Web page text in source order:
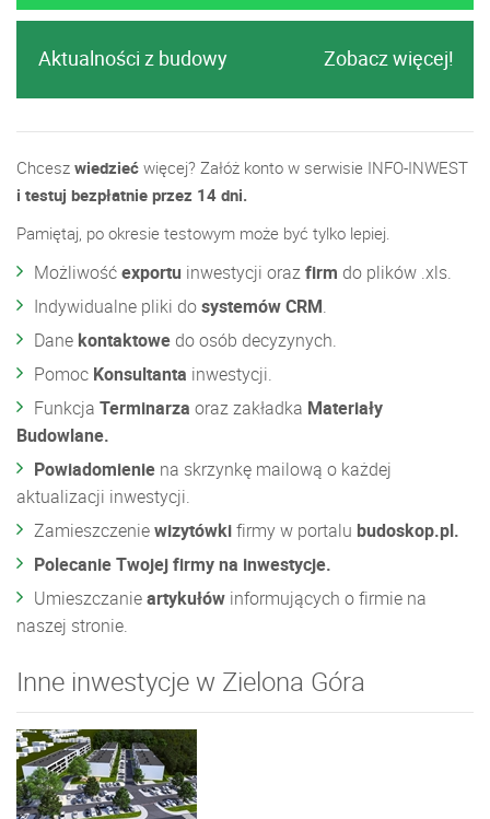
Aktualności z budowy Zobacz więcej!
Chcesz wiedzieć więcej? Załóż konto w serwisie INFO-INWEST
i testuj bezpłatnie przez 14 dni.
Pamiętaj, po okresie testowym może być tylko lepiej.
Możliwośćexportu inwestycji orazfirm do plików .xls.
Indywidualne pliki dosystemów CRM.
Dane kontaktowe do osób decyzynych.
Pomoc Konsultanta inwestycji.
Funkcja Terminarza oraz zakładka Materiały
Budowlane.
Powiadomienie na skrzynkę mailową o każdej
aktualizacji inwestycji.
Zamieszczeniewizytówkifirmy w portalu budoskop.pl.
Polecanie Twojej firmy na inwestycje.
Umieszczanieartykułów informujących o firmie na
naszej stronie.
Inne inwestycje w Zielona Góra